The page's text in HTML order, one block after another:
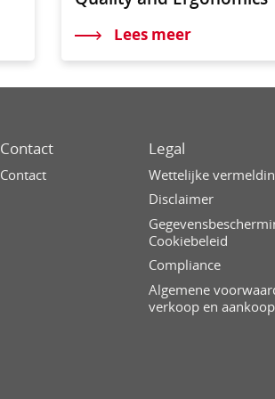
Lees meer
Contact
Contact
Legal
Wettelijke
Disclaimer
Cookiebeleid
Compliance
Algemene
verkoop en aankoop